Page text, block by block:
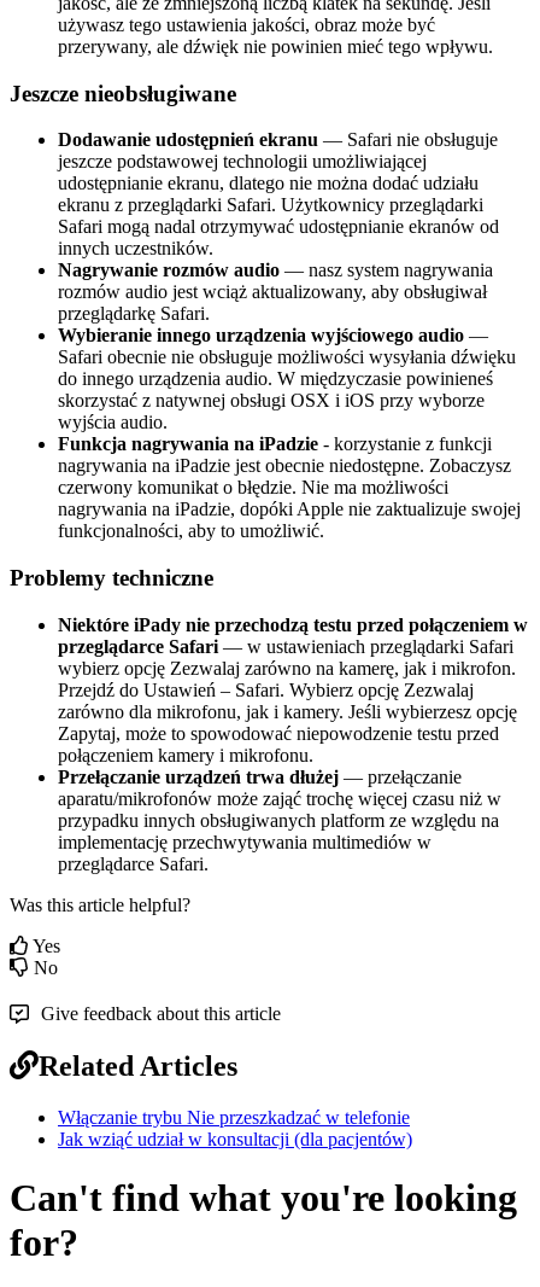
używasz tego ustawienia jakości, obraz może być
przerywany, ale dźwięk nie powinien mieć tego wpływu.
Jeszcze nieobsługiwane
Dodawanie udostępnień ekranu — Safari nie obsługuje
jeszcze podstawowej technologii umożliwiającej
udostępnianie ekranu, dlatego nie można dodać udziału
ekranu z przeglądarki Safari. Użytkownicy przeglądarki
Safari mogą nadal otrzymywać udostępnianie ekranów od
innych uczestników.
Nagrywanie rozmów audio — nasz system nagrywania
rozmów audio jest wciąż aktualizowany, aby obsługiwał
przeglądarkę Safari.
Wybieranie innego urządzenia wyjściowego audio —
Safari obecnie nie obsługuje możliwości wysyłania dźwięku
do innego urządzenia audio. W międzyczasie powinieneś
skorzystać z natywnej obsługi OSX i iOS przy wyborze
wyjścia audio.
Funkcja nagrywania na iPadzie - korzystanie z funkcji
nagrywania na iPadzie jest obecnie niedostępne. Zobaczysz
czerwony komunikat o błędzie. Nie ma możliwości
nagrywania na iPadzie, dopóki Apple nie zaktualizuje swojej
funkcjonalności, aby to umożliwić.
Problemy techniczne
Niektóre iPady nie przechodzą testu przed połączeniem w
przeglądarce Safari — w ustawieniach przeglądarki Safari
wybierz opcję Zezwalaj zarówno na kamerę, jak i mikrofon.
Przejdź do Ustawień – Safari. Wybierz opcję Zezwalaj
zarówno dla mikrofonu, jak i kamery. Jeśli wybierzesz opcję
Zapytaj, może to spowodować niepowodzenie testu przed
połączeniem kamery i mikrofonu.
Przełączanie urządzeń trwa dłużej — przełączanie
aparatu/mikrofonów może zająć trochę więcej czasu niż w
przypadku innych obsługiwanych platform ze względu na
implementację przechwytywania multimediów w
przeglądarce Safari.
Was this article helpful?
Yes
No
Give feedback about this article
Related Articles
Włączanie trybu Nie przeszkadzać w telefonie
Jak wziąć udział w konsultacji (dla pacjentów)
Can't find what you're looking
for?